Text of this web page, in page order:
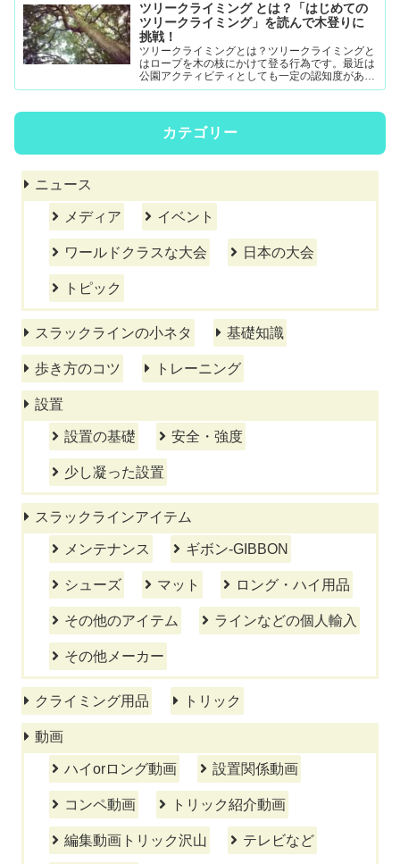
ツリークライミング とは？「はじめての
ツリークライミング」を読んで木登りに
挑戦！
ツリークライミングとは？ツリークライミングと
はロープを木の枝にかけて登る行為です。最近は
公園アクティビティとしても一定の認知度がある
模様。DRTダブルドロープテクニック(MRS-ム...
カテゴリー
ニュース
メディア イベント
ワールドクラスな大会 日本の大会
トピック
スラックラインの小ネタ 基礎知識
歩き方のコツ トレーニング
設置
設置の基礎 安全・強度
少し凝った設置
スラックラインアイテム
メンテナンス ギボン-GIBBON
シューズ マット ロング・ハイ用品
その他のアイテム ラインなどの個人輸入
その他メーカー
クライミング用品 トリック
動画
ハイorロング動画 設置関係動画
コンペ動画 トリック紹介動画
編集動画トリック沢山 テレビなど